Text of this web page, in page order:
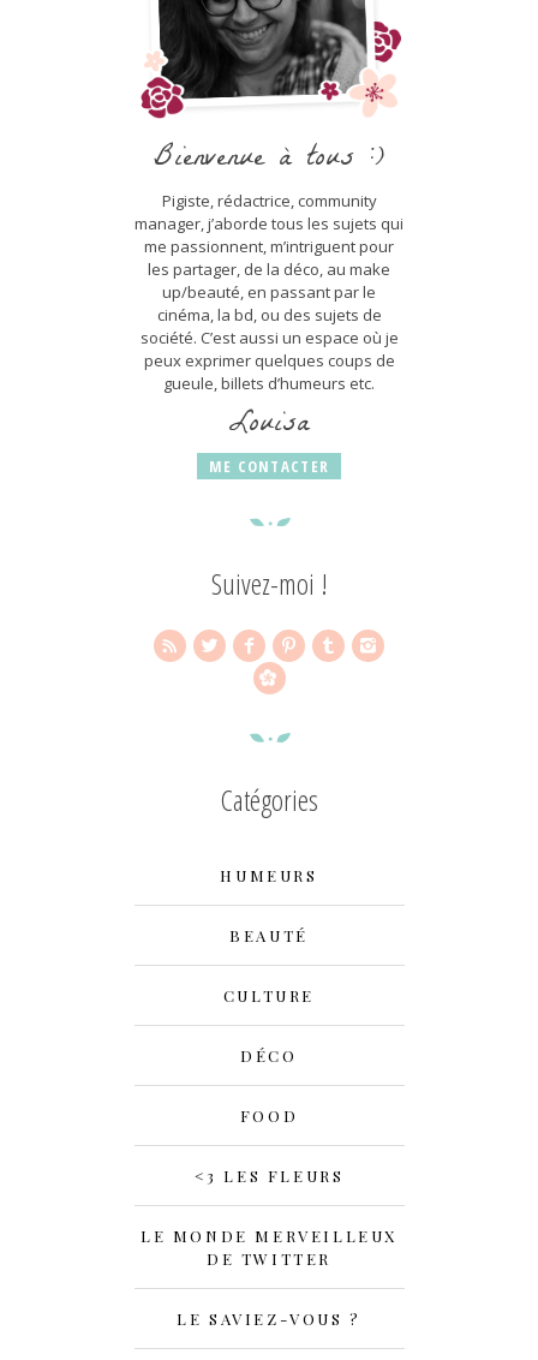
Bienvenue à tous :)
Pigiste, rédactrice, community
manager, j’aborde tous les sujets qui
me passionnent, m’intriguent pour
les partager, de la déco, au make
up/beauté, en passant par le
cinéma, la bd, ou des sujets de
société. C’est aussi un espace où je
peux exprimer quelques coups de
gueule, billets d’humeurs etc.
Louisa
ME CONTACTER
Suivez-moi !
Catégories
HUMEURS
BEAUTÉ
CULTURE
DÉCO
FOOD
<3 LES FLEURS
LE MONDE MERVEILLEUX
DE TWITTER
LE SAVIEZ-VOUS ?